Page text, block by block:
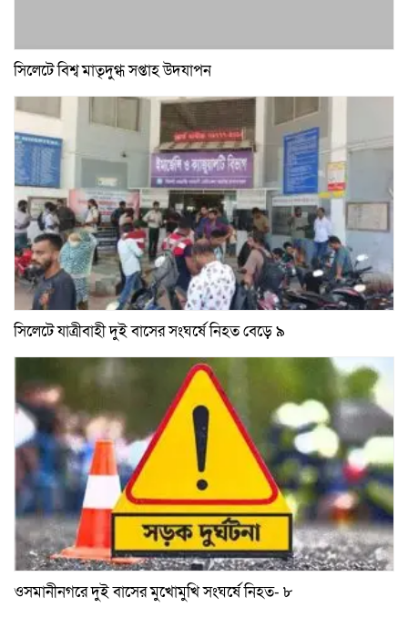
সিলেটে বিশ্ব মাতৃদুগ্ধ সপ্তাহ উদযাপন
সিলেটে যাত্রীবাহী দুই বাসের সংঘর্ষে নিহত বেড়ে ৯
ওসমানীনগরে দুই বাসের মুখোমুখি সংঘর্ষে নিহত- ৮